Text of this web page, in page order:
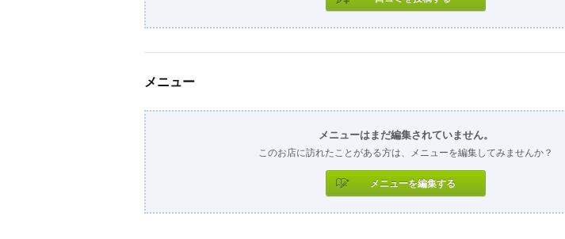
メニュー
メニューはまだ編集されていません。
このお店に訪れたことがある方は、メニューを編集してみませんか？
メニューを編集する